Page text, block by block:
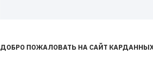
СРАЗУ!
ПОСМОТРЕТЬ
ДОБРО ПОЖАЛОВАТЬ НА САЙТ